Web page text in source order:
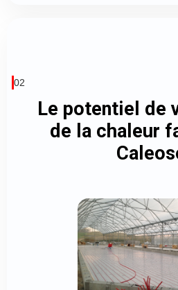
02
Le potentiel de
de la chaleur